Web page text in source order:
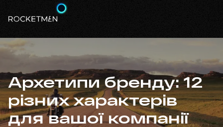
Архетипи бренду: 12
різних характерів
для вашої компанії